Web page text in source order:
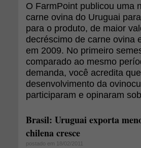
O FarmPoint publicou uma
carne ovina do Uruguai
para o produto, de maior
decréscimo de carne ovina
em 2009. No primeiro
comparado ao mesmo
demanda, você acredita
desenvolvimento da
participaram e opinaram
Brasil: Uruguai exporta
chilena cresce
postado em 18/02/2011